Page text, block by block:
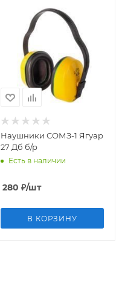
Наушники СОМЗ-1 Ягуар
27 Дб б/р
Есть в наличии
280 ₽/шт
В КОРЗИНУ